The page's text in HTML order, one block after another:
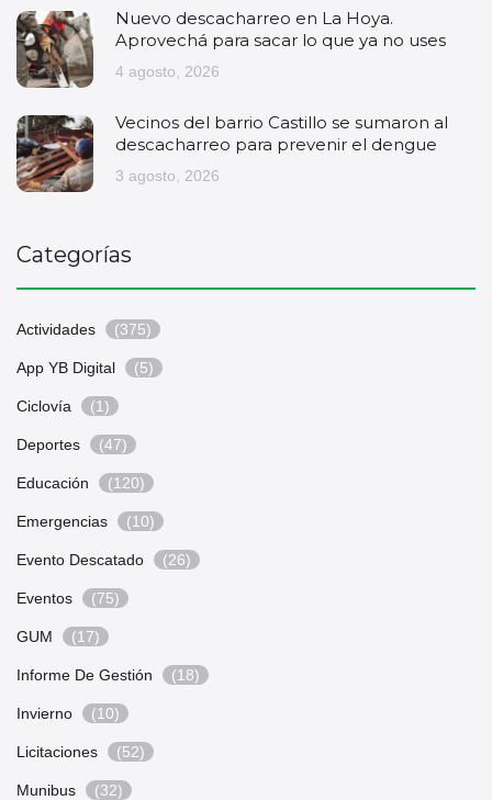
Nuevo descacharreo en La Hoya.
Aprovechá para sacar lo que ya no uses
4 agosto, 2026
Vecinos del barrio Castillo se sumaron al
descacharreo para prevenir el dengue
3 agosto, 2026
Categorías
Actividades (375)
App YB Digital (5)
Ciclovía (1)
Deportes (47)
Educación (120)
Emergencias (10)
Evento Descatado (26)
Eventos (75)
GUM (17)
Informe De Gestión (18)
Invierno (10)
Licitaciones (52)
Munibus (32)